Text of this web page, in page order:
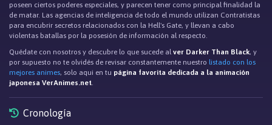
poseen ciertos poderes especiales, y parecen tener como principal finalidad la
de matar. Las agencias de inteligencia de todo el mundo utilizan Contratistas
para encubrir secretos relacionados con la Hell's Gate, y llevan a cabo
violentas batallas por la posesión de información al respecto.
Quédate con nosotros y descubre lo que sucede alver Darker Than Black, y
por supuesto no te olvidés de revisar constantemente nuestro listado con los
mejores animes, solo aqui en tu página favorita dedicada a la animación
japonesa VerAnimes.net.
Cronología